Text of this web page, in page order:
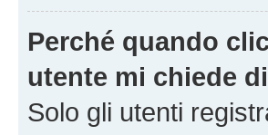
Perché quando
utente mi chiede
Solo gli utenti